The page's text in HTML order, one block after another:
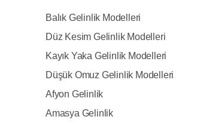
Balık Gelinlik Modelleri
Düz Kesim Gelinlik Modelleri
Kayık Yaka Gelinlik Modelleri
Düşük Omuz Gelinlik Modelleri
Afyon Gelinlik
Amasya Gelinlik